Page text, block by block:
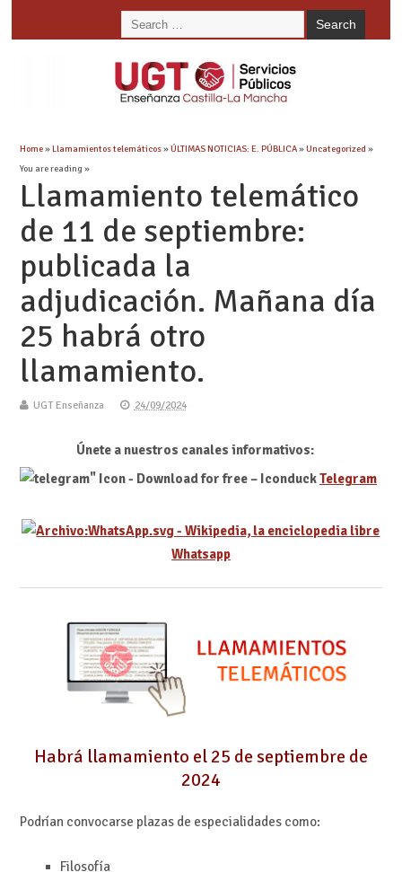
Home»Llamamientos telemáticos»ÚLTIMAS NOTICIAS: E. PÚBLICA»Uncategorized »
You are reading »
Llamamiento telemático
de 11 de septiembre:
publicada la
adjudicación. Mañana día
25 habrá otro
llamamiento.
UGT Enseñanza 24/09/2024
Únete a nuestros canales informativos:
Telegram
Whatsapp
Habrá llamamiento el 25 de septiembre de
2024
Podrían convocarse plazas de especialidades como:
Filosofía